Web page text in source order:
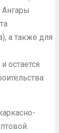
Ангары
а также для
остается